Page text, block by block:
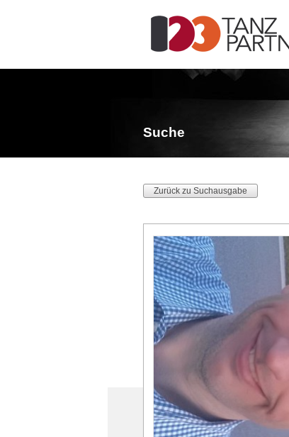
Suche
Zurück zu Suchausgabe